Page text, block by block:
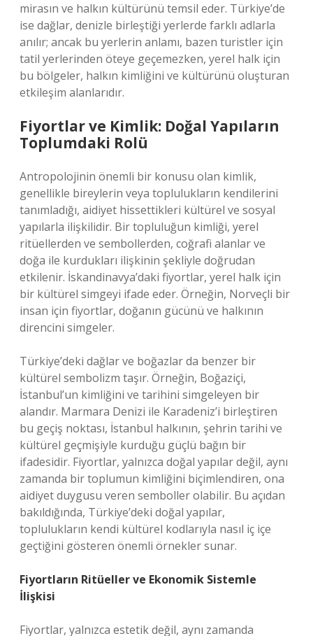
mirasın ve halkın kültürünü temsil eder. Türkiye’de
ise dağlar, denizle birleştiği yerlerde farklı adlarla
anılır; ancak bu yerlerin anlamı, bazen turistler için
tatil yerlerinden öteye geçemezken, yerel halk için
bu bölgeler, halkın kimliğini ve kültürünü oluşturan
etkileşim alanlarıdır.
Fiyortlar ve Kimlik: Doğal Yapıların
Toplumdaki Rolü
Antropolojinin önemli bir konusu olan kimlik,
genellikle bireylerin veya toplulukların kendilerini
tanımladığı, aidiyet hissettikleri kültürel ve sosyal
yapılarla ilişkilidir. Bir topluluğun kimliği, yerel
ritüellerden ve sembollerden, coğrafi alanlar ve
doğa ile kurdukları ilişkinin şekliyle doğrudan
etkilenir. İskandinavya’daki fiyortlar, yerel halk için
bir kültürel simgeyi ifade eder. Örneğin, Norveçli bir
insan için fiyortlar, doğanın gücünü ve halkının
direncini simgeler.
Türkiye’deki dağlar ve boğazlar da benzer bir
kültürel sembolizm taşır. Örneğin, Boğaziçi,
İstanbul’un kimliğini ve tarihini simgeleyen bir
alandır. Marmara Denizi ile Karadeniz’i birleştiren
bu geçiş noktası, İstanbul halkının, şehrin tarihi ve
kültürel geçmişiyle kurduğu güçlü bağın bir
ifadesidir. Fiyortlar, yalnızca doğal yapılar değil, aynı
zamanda bir toplumun kimliğini biçimlendiren, ona
aidiyet duygusu veren semboller olabilir. Bu açıdan
bakıldığında, Türkiye’deki doğal yapılar,
toplulukların kendi kültürel kodlarıyla nasıl iç içe
geçtiğini gösteren önemli örnekler sunar.
Fiyortların Ritüeller ve Ekonomik Sistemle
İlişkisi
Fiyortlar, yalnızca estetik değil, aynı zamanda